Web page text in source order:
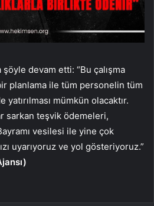
şöyle devam etti: “Bu çalışma
planlama ile tüm personelin tüm
yatırılması mümkün olacaktır.
sarkan teşvik ödemeleri,
vesilesi ile yine çok
uyarıyoruz ve yol gösteriyoruz.”